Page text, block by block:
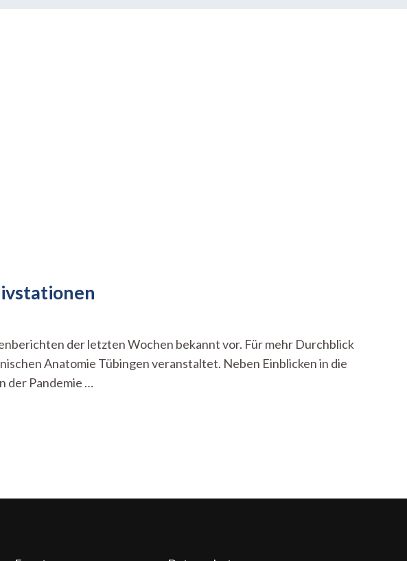
der letzten Wochen bekannt vor. Für mehr Durchblick
Anatomie Tübingen veranstaltet. Neben Einblicken in die
der Pandemie …